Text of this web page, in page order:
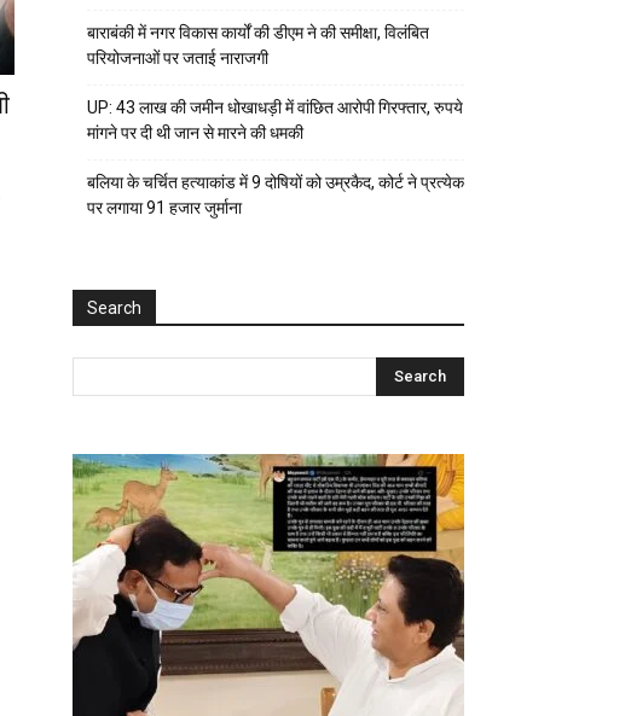
बाराबंकी में नगर विकास कार्यों की डीएम ने की समीक्षा, विलंबित
परियोजनाओं पर जताई नाराजगी
UP: 43 लाख की जमीन धोखाधड़ी में वांछित आरोपी गिरफ्तार, रुपये
मांगने पर दी थी जान से मारने की धमकी
बलिया के चर्चित हत्याकांड में 9 दोषियों को उम्रकैद, कोर्ट ने प्रत्येक
पर लगाया ₹91 हजार जुर्माना
Search